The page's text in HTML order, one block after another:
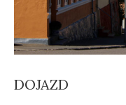
DOJAZD